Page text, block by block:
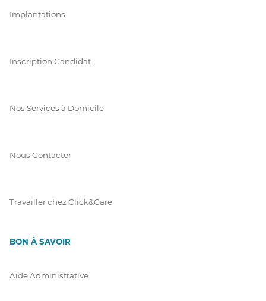
Implantations
Inscription Candidat
Nos Services à Domicile
Nous Contacter
Travailler chez Click&Care
BON À SAVOIR
Aide Administrative